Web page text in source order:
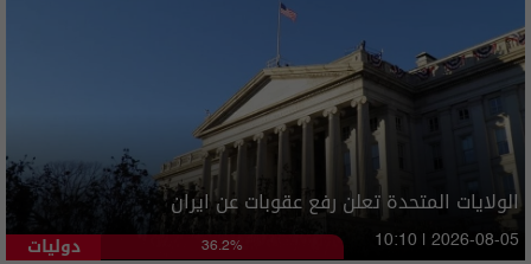
الولايات المتحدة تعلن رفع عقوبات عن ايران
دوليات 36.2% 10:10 | 2026-08-05